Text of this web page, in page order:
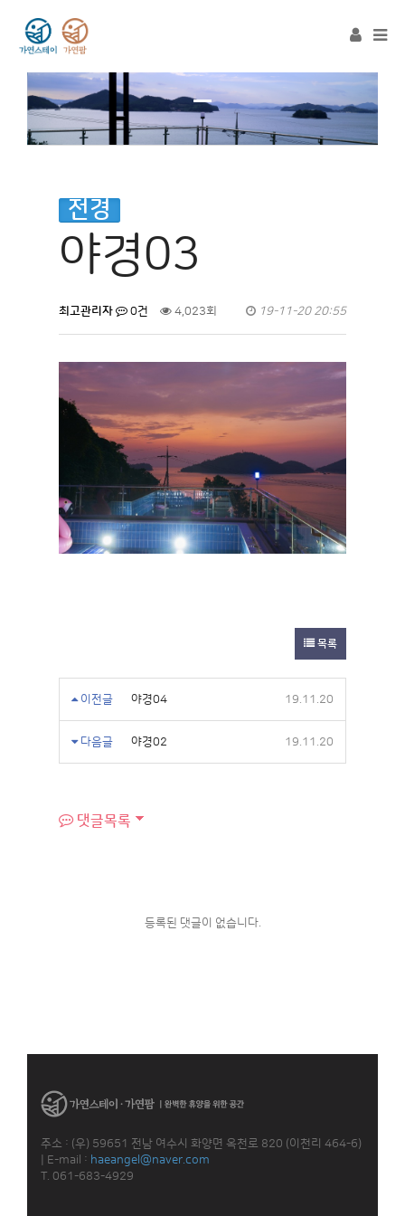
전경
야경03
최고관리자 0건 4,023회 19-11-20 20:55
목록
이전글 야경04 19.11.20
다음글 야경02 19.11.20
댓글목록
등록된 댓글이 없습니다.
주소 : (우) 59651 전남 여수시 화양면 옥천로 820 (이천리 464-6)
E-mail : haeangel@naver.com
T. 061-683-4929